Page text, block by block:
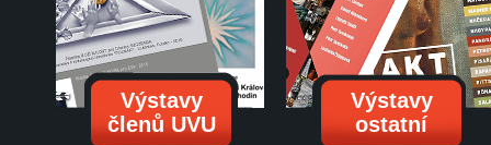
Výstavy
členů UVU
Výstavy
ostatní